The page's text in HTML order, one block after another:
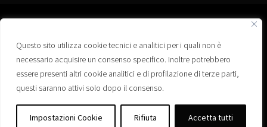
Questo sito utilizza cookie tecnici e analitici per i quali non è
necessario acquisire un consenso specifico. Inoltre potrebbero
essere presenti altri cookie analitici e di profilazione di terze parti,
questi saranno attivi solo dopo il consenso.
Impostazioni Cookie Rifiuta Accetta tutti
Associazione “Corti a Ponte” APS
Via Wagner, 42 - 35020 Ponte San Nicolò (PD)
C.F. 92223660280
Privacy policy
Registro delle Associazioni di Promozione Sociale – Regione Veneto –
Iscrizione n. PS/PD0364